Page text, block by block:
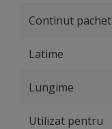
Continut pachet
Latime
Lungime
Utilizat pentru